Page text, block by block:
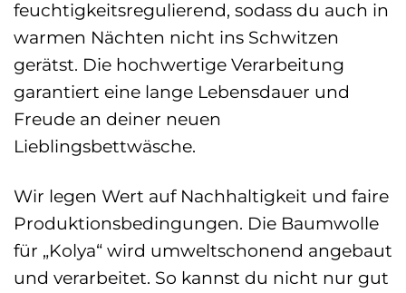
feuchtigkeitsregulierend, sodass du auch in
warmen Nächten nicht ins Schwitzen
gerätst. Die hochwertige Verarbeitung
garantiert eine lange Lebensdauer und
Freude an deiner neuen
Lieblingsbettwäsche.
Wir legen Wert auf Nachhaltigkeit und faire
Produktionsbedingungen. Die Baumwolle
für „Kolya“ wird umweltschonend angebaut
und verarbeitet. So kannst du nicht nur gut